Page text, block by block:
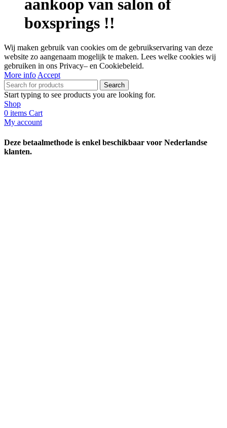
aankoop van salon of
boxsprings !!
Wij maken gebruik van cookies om de gebruikservaring van deze
website zo aangenaam mogelijk te maken. Lees welke cookies wij
gebruiken in ons Privacy– en Cookiebeleid.
More info Accept
Search
Start typing to see products you are looking for.
Shop
0 items Cart
My account
Deze betaalmethode is enkel beschikbaar voor Nederlandse
klanten.